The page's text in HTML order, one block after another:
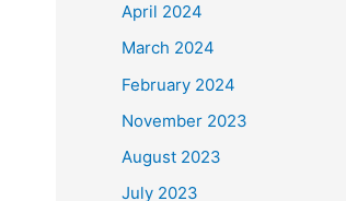
April 2024
March 2024
February 2024
November 2023
August 2023
July 2023